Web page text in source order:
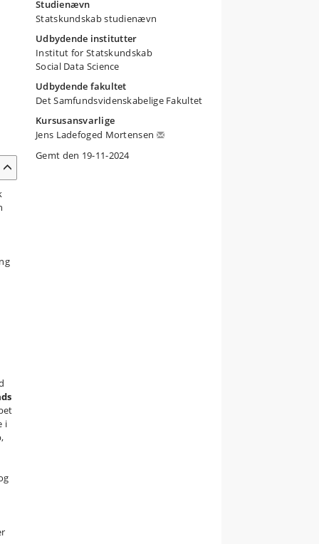
i
Studienævn
Statskundskab studienævn
Udbydende institutter
Institut for Statskundskab
Social Data Science
Udbydende fakultet
Det Samfundsvidenskabelige Fakultet
Kursusansvarlige
Jens Ladefoged Mortensen
Gemt den 19-11-2024